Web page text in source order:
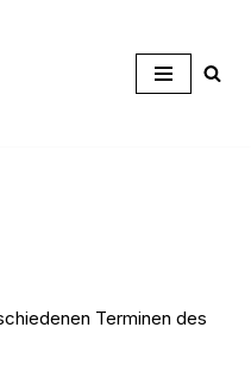
Terminen des